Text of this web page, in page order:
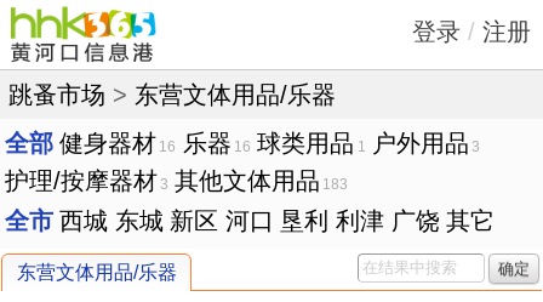
登录 / 注册
跳蚤市场 > 东营文体用品/乐器
全部 健身器材 16 乐器 16 球类用品 1 户外用品 3
护理/按摩器材3 其他文体用品 183
全市 西城 东城 新区 河口 垦利 利津 广饶 其它
东营文体用品/乐器 确定